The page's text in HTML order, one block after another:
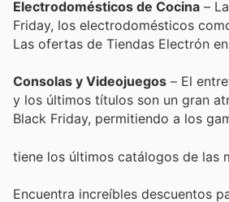
Electrodomésticos de Cocina –
Friday, los electrodomésticos
Las ofertas de Tiendas Electrón
Consolas y Videojuegos – El
y los últimos títulos son un gran
Black Friday, permitiendo a los
tiene los últimos catálogos de las
Encuentra increíbles descuentos